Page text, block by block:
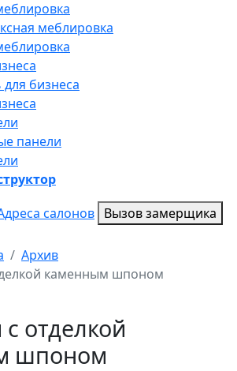
салонов Вызов замерщика
Архив
каменным шпоном
отделкой
шпоном